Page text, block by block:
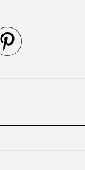
no YouTube
a gente no TikTok
Acompanhe a gente no